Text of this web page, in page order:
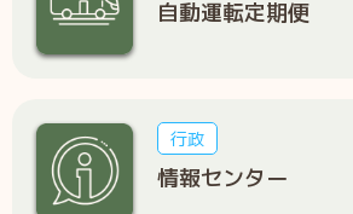
自動運転定期便
行政
情報センター